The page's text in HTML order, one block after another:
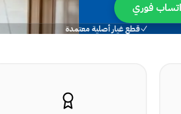
فوري
قطع غيار أصلية معتمدة